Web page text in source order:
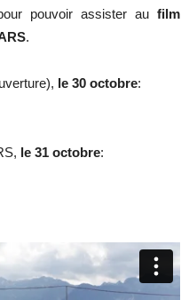
pouvoir assister au film
.
le 30 octobre:
le 31 octobre: